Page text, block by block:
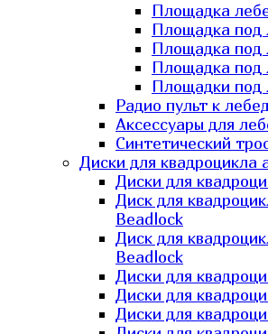
Площадка
Площадка под
Площадка под
Площадка под
Площадки под
Радио пульт к
Аксессуары для
Синтетический
Диски для квадроцикла
Диски для
Диск для
Beadlock
Диск для
Beadlock
Диски для
Диски для
Диски для